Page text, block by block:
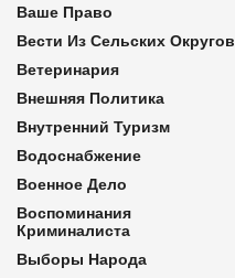
Ваше Право
Вести Из Сельских Округов
Ветеринария
Внешняя Политика
Внутренний Туризм
Водоснабжение
Военное Дело
Воспоминания
Криминалиста
Выборы Народа